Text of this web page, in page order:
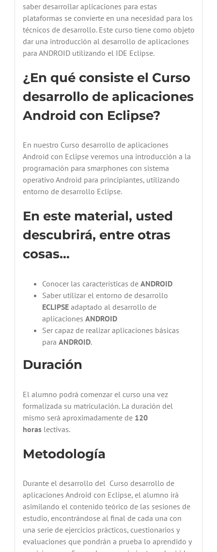
saber desarrollar aplicaciones para estas
plataformas se convierte en una necesidad para los
técnicos de desarrollo. Este curso tiene como objeto
dar una introducción al desarrollo de aplicaciones
para ANDROID utilizando el IDE Eclipse.
¿En qué consiste el Curso
desarrollo de aplicaciones
Android con Eclipse?
En nuestro Curso desarrollo de aplicaciones
Android con Eclipse veremos una introducción a la
programación para smarphones con sistema
operativo Android para principiantes, utilizando
entorno de desarrollo Eclipse.
En este material, usted
descubrirá, entre otras
cosas…
Conocer las características de ANDROID
Saber utilizar el entorno de desarrollo
ECLIPSEadaptado al desarrollo de
aplicaciones ANDROID
Ser capaz de realizar aplicaciones básicas
para ANDROID.
Duración
El alumno podrá comenzar el curso una vez
formalizada su matriculación. La duración del
mismo será aproximadamente de 120
horaslectivas.
Metodología
Durante el desarrollo del Curso desarrollo de
aplicaciones Android con Eclipse, el alumno irá
asimilando el contenido teórico de las sesiones de
estudio, encontrándose al final de cada una con
una serie de ejercicios prácticos, cuestionarios y
evaluaciones que pondrán a prueba lo aprendido y